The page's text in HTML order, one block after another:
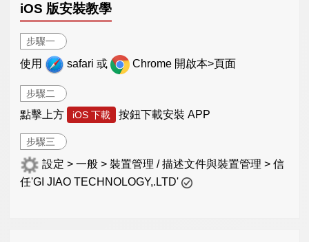
iOS 版安裝教學
步驟一
使用 safari 或 Chrome 開啟本>頁面
步驟二
點擊上方 iOS 下載 按鈕下載安裝 APP
步驟三
設定 > 一般 > 裝置管理 / 描述文件與裝置管理 > 信
任'GI JIAO TECHNOLOGY,.LTD'